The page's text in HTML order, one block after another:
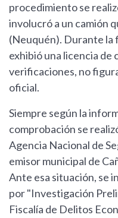
procedimiento se
involucró a un camión
(Neuquén). Durante la
exhibió una licencia de
verificaciones, no
oficial.
Siempre según la
comprobación se
Agencia Nacional de
emisor municipal de
Ante esa situación, se
por "Investigación
Fiscalía de Delitos